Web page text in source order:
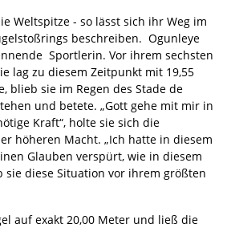
Weltspitze - so lässt sich ihr Weg im
beschreiben. Ogunleye
Sportlerin. Vor ihrem sechsten
lag zu diesem Zeitpunkt mit 19,55
blieb sie im Regen des Stade de
und betete. „Gott gehe mit mir in
Kraft“, holte sie sich die
höheren Macht. „Ich hatte in diesem
Glauben verspürt, wie in diesem
sie diese Situation vor ihrem größten
auf exakt 20,00 Meter und ließ die